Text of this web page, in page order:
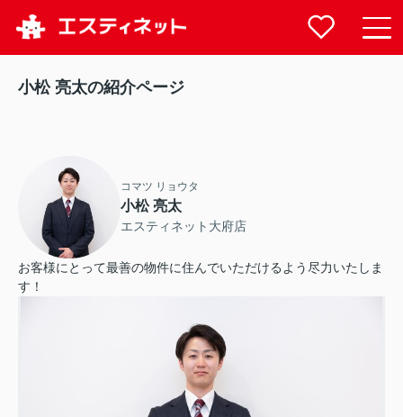
小松 亮太の紹介ページ
コマツ リョウタ
小松 亮太
エスティネット大府店
お客様にとって最善の物件に住んでいただけるよう尽力いたしま
す！